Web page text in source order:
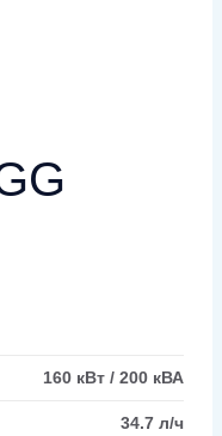
160 кВт / 200 кВА
34.7 л/ч